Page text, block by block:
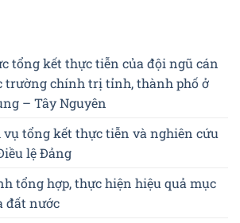
tổng kết thực tiễn của đội ngũ cán
trường chính trị tỉnh, thành phố ở
– Tây Nguyên
tổng kết thực tiễn và nghiên cứu
lệ Đảng
tổng hợp, thực hiện hiệu quả mục
đất nước